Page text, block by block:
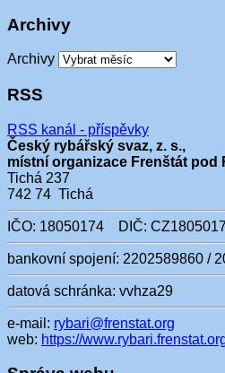
Archivy
Archivy
RSS
RSS kanál - příspěvky
Český rybářský svaz, z. s.,
místní organizace Frenštát pod
Tichá 237
742 74 Tichá
IČO: 18050174 DIČ:
bankovní spojení: 2202589860 /
datová schránka: vvhza29
e-mail: rybari@frenstat.org
web: https://